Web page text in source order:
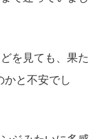
を見ても、果た
かと不安でし